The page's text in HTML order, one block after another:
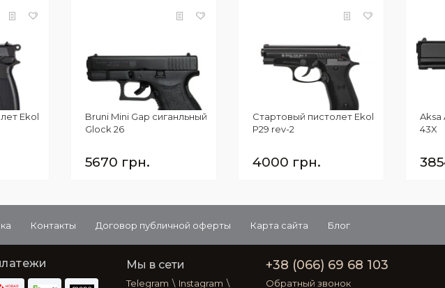
Ekol
Bruni Mini Gap сиганльный
Glock 26
5670 грн.
Стартовый пистолет Ekol
P29 rev-2
4000 грн.
Aksa
43X
Контакты Договор публичной оферты Карта сайта Блог
+38 (066) 69 68 103
Обратный звонок
Мы в сети
Telegram \ Instagram \